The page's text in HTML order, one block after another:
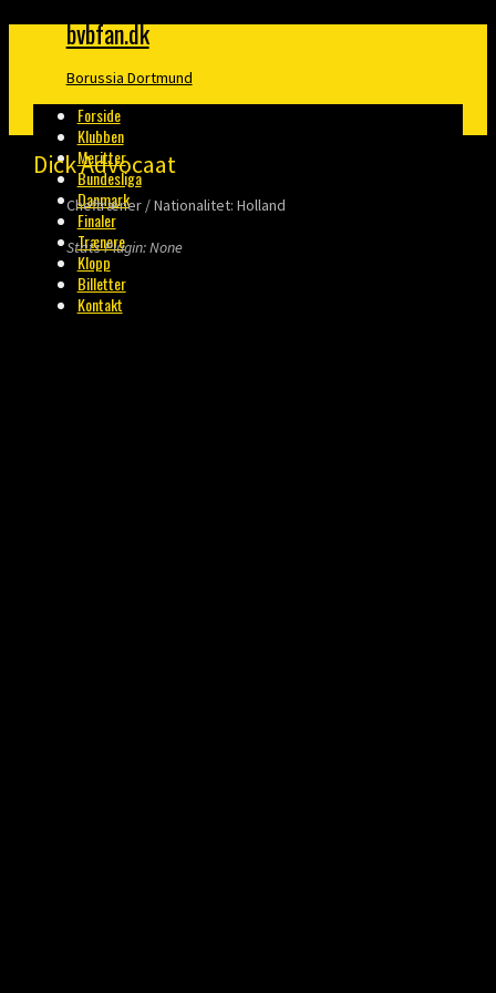
bvbfan.dk
Borussia Dortmund
Forside
Klubben
Meritter
Bundesliga
Danmark
Finaler
Trænere
Klopp
Billetter
Kontakt
Dick Advocaat
Cheftræner / Nationalitet: Holland
Stats Plugin: None